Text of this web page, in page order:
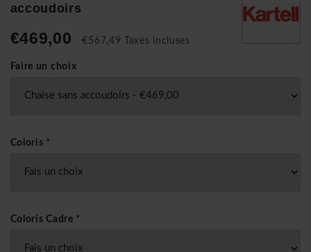
accoudoirs
€469,00 €567,49 Taxes incluses
Faire un choix
Coloris *
Coloris Cadre *